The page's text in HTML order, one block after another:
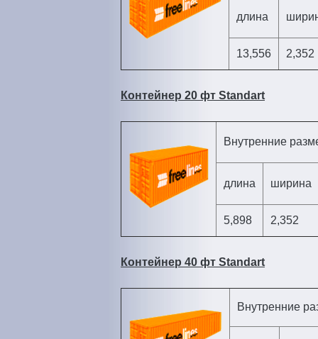
длина
13,556 2,352
Контейнер 20 фт Standart
Внутренние
длина ширина
5,898 2,352
Контейнер 40 фт Standart
Внутренние